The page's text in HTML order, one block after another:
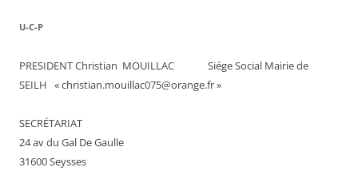
U-C-P
PRESIDENT Christian MOUILLAC Siége Social Mairie de
SEILH « christian.mouillac075@orange.fr »
SECRÉTARIAT
24 av du Gal De Gaulle
31600 Seysses